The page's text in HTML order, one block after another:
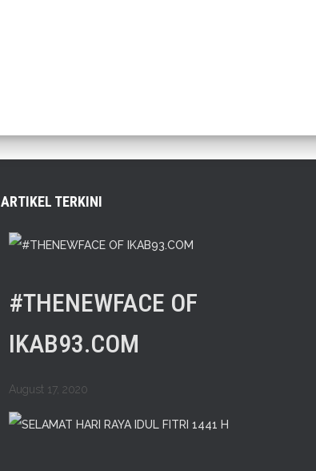
ARTIKEL TERKINI
#THENEWFACE OF
IKAB93.COM
August 17, 2020